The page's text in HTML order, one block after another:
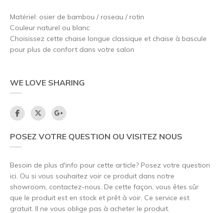
Matériel: osier de bambou / roseau / rotin
Couleur naturel ou blanc
Choisissez cette chaise longue classique et chaise à bascule
pour plus de confort dans votre salon
WE LOVE SHARING
POSEZ VOTRE QUESTION OU VISITEZ NOUS
Besoin de plus d'info pour cette article? Posez votre question
ici. Ou si vous souhaitez voir ce produit dans notre
showroom, contactez-nous. De cette façon, vous êtes sûr
que le produit est en stock et prêt à voir. Ce service est
gratuit. Il ne vous oblige pas à acheter le produit.